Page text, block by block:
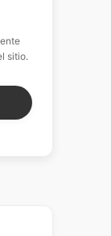
sitio.